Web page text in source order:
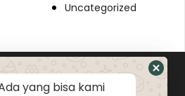
Uncategorized
yang bisa kami